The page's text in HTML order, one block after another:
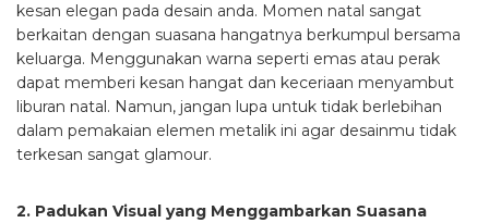
kesan elegan pada desain anda. Momen natal sangat
berkaitan dengan suasana hangatnya berkumpul bersama
keluarga. Menggunakan warna seperti emas atau perak
dapat memberi kesan hangat dan keceriaan menyambut
liburan natal. Namun, jangan lupa untuk tidak berlebihan
dalam pemakaian elemen metalik ini agar desainmu tidak
terkesan sangat glamour.
2. Padukan Visual yang Menggambarkan Suasana